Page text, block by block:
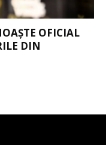
OFICIAL
DIN